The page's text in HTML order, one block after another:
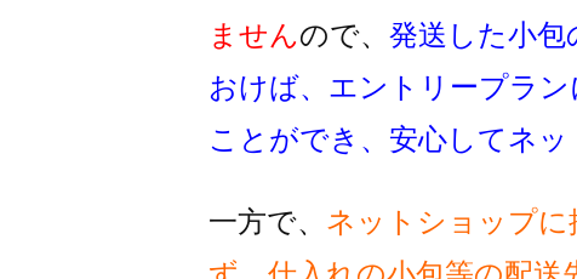
ませんので、 発送した小包
おけば、 エントリープラ
ことができ、 安心してネッ
一方で、 ネットショップに